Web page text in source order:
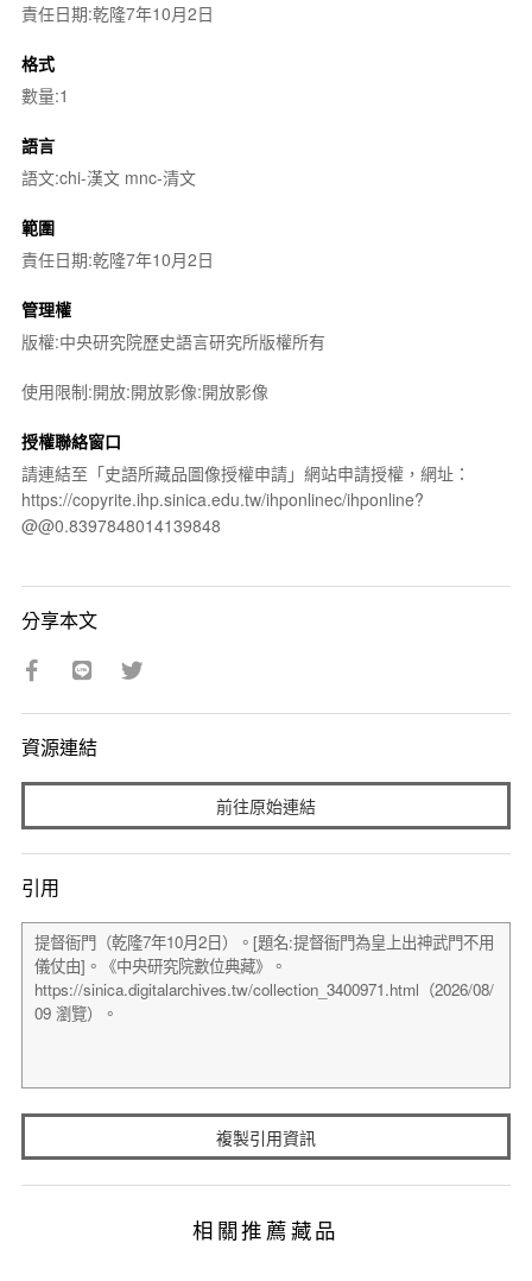
責任日期:乾隆7年10月2日
格式
數量:1
語言
語文:chi-漢文 mnc-清文
範圍
責任日期:乾隆7年10月2日
管理權
版權:中央研究院歷史語言研究所版權所有
使用限制:開放:開放影像:開放影像
授權聯絡窗口
請連結至「史語所藏品圖像授權申請」網站申請授權，網址：
https://copyrite.ihp.sinica.edu.tw/ihponlinec/ihponline?
@@0.8397848014139848
分享本文
資源連結
前往原始連結
引用
複製引用資訊
相關推薦藏品